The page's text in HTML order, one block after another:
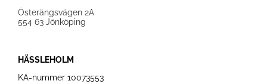
Österängsvägen 2A
554 63 Jönköping
HÄSSLEHOLM
KA-nummer 10073553